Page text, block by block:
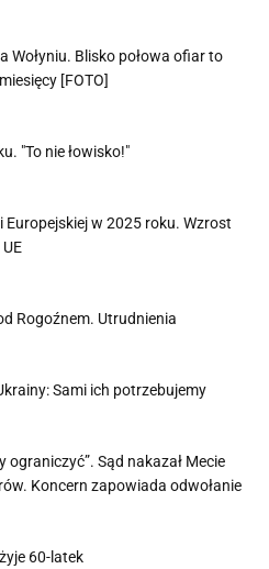
Wołyniu. Blisko połowa ofiar to
[FOTO]
"To nie łowisko!"
w 2025 roku. Wzrost
Rogoźnem. Utrudnienia
Sami ich potrzebujemy
ograniczyć”. Sąd nakazał Mecie
Koncern zapowiada odwołanie
60-latek